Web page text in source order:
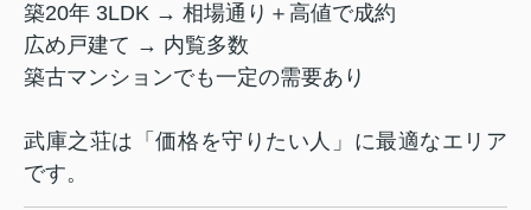
築20年 3LDK → 相場通り＋高値で成約
広め戸建て → 内覧多数
築古マンションでも一定の需要あり
武庫之荘は「価格を守りたい人」に最適なエリア
です。